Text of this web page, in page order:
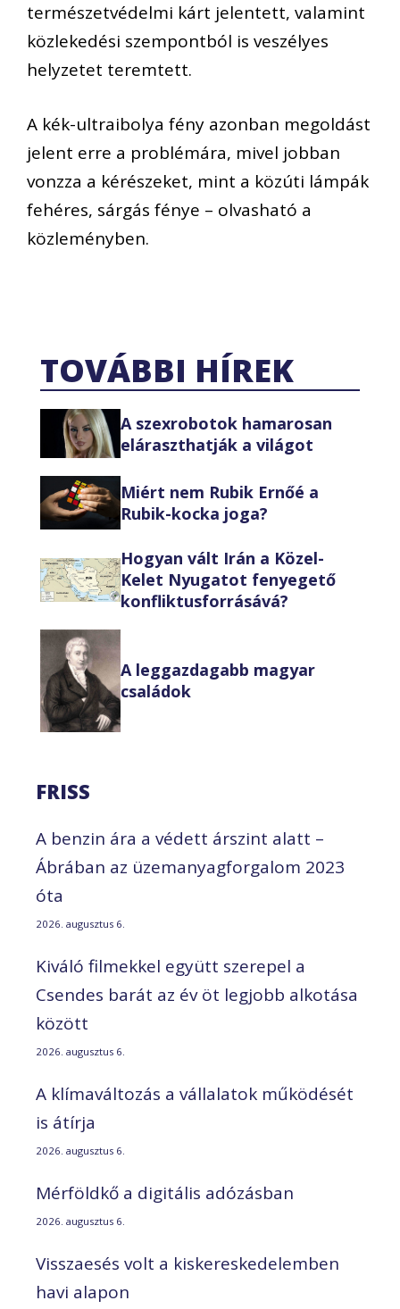
természetvédelmi kárt jelentett, valamint
közlekedési szempontból is veszélyes
helyzetet teremtett.
A kék-ultraibolya fény azonban megoldást
jelent erre a problémára, mivel jobban
vonzza a kérészeket, mint a közúti lámpák
fehéres, sárgás fénye – olvasható a
közleményben.
TOVÁBBI HÍREK
A szexrobotok hamarosan
eláraszthatják a világot
Miért nem Rubik Ernőé a
Rubik-kocka joga?
Hogyan vált Irán a Közel-
Kelet Nyugatot fenyegető
konfliktusforrásává?
A leggazdagabb magyar
családok
FRISS
A benzin ára a védett árszint alatt –
Ábrában az üzemanyagforgalom 2023
óta
2026. augusztus 6.
Kiváló filmekkel együtt szerepel a
Csendes barát az év öt legjobb alkotása
között
2026. augusztus 6.
A klímaváltozás a vállalatok működését
is átírja
2026. augusztus 6.
Mérföldkő a digitális adózásban
2026. augusztus 6.
Visszaesés volt a kiskereskedelemben
havi alapon